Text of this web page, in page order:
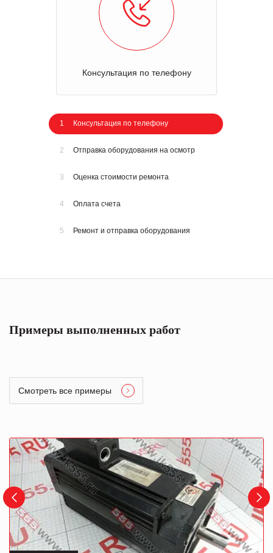
Консультация по телефону
1 Консультация по телефону
2 Отправка оборудования на осмотр
3 Оценка стоимости ремонта
4 Оплата счета
5 Ремонт и отправка оборудования
Примеры выполненных работ
Смотреть все примеры